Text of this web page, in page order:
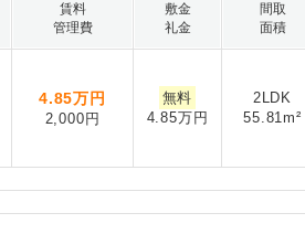
賃料
管理費
敷金
礼金
間取
面積
4.85万円
2,000円
無料
4.85万円
2LDK
55.81m²